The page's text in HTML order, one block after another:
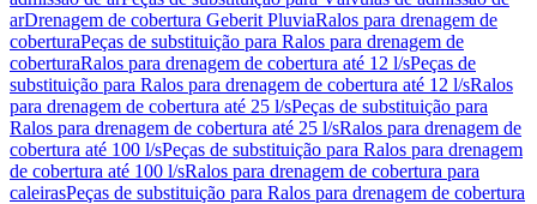
arDrenagem de cobertura Geberit PluviaRalos para drenagem de
coberturaPeças de substituição para Ralos para drenagem de
coberturaRalos para drenagem de cobertura até 12 l/sPeças de
substituição para Ralos para drenagem de cobertura até 12 l/sRalos
para drenagem de cobertura até 25 l/sPeças de substituição para
Ralos para drenagem de cobertura até 25 l/sRalos para drenagem de
cobertura até 100 l/sPeças de substituição para Ralos para drenagem
de cobertura até 100 l/sRalos para drenagem de cobertura para
caleirasPeças de substituição para Ralos para drenagem de cobertura